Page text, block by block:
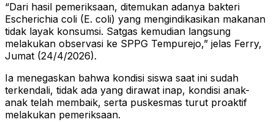
“Dari hasil pemeriksaan, ditemukan adanya bakteri
Escherichia coli (E. coli) yang mengindikasikan makanan
tidak layak konsumsi. Satgas kemudian langsung
melakukan observasi ke SPPG Tempurejo,” jelas Ferry,
Jumat (24/4/2026).
Ia menegaskan bahwa kondisi siswa saat ini sudah
terkendali, tidak ada yang dirawat inap, kondisi anak-
anak telah membaik, serta puskesmas turut proaktif
melakukan pemeriksaan.